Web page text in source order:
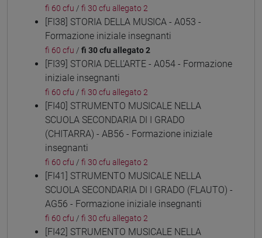
fi 60 cfu / fi 30 cfu allegato 2
[FI38] STORIA DELLA MUSICA - A053 -
Formazione iniziale insegnanti
fi 60 cfu / fi 30 cfu allegato 2
[FI39] STORIA DELL'ARTE - A054 - Formazione
iniziale insegnanti
fi 60 cfu / fi 30 cfu allegato 2
[FI40] STRUMENTO MUSICALE NELLA
SCUOLA SECONDARIA DI I GRADO
(CHITARRA) - AB56 - Formazione iniziale
insegnanti
fi 60 cfu / fi 30 cfu allegato 2
[FI41] STRUMENTO MUSICALE NELLA
SCUOLA SECONDARIA DI I GRADO (FLAUTO) -
AG56 - Formazione iniziale insegnanti
fi 60 cfu / fi 30 cfu allegato 2
[FI42] STRUMENTO MUSICALE NELLA